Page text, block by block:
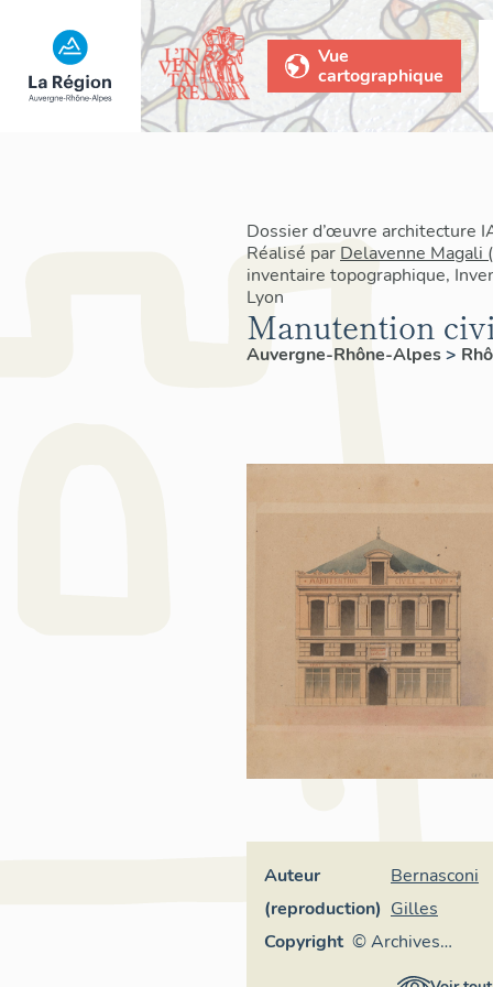
Vue
cartographique
Dossier d’œuvre architecture
Réalisé par Delavenne Magali
inventaire topographique,
Lyon
Manutention
Auvergne-Rhône-Alpes>
Auteur
(reproduction)
Bernasconi
Gilles
Copyright © Archives
municipales de